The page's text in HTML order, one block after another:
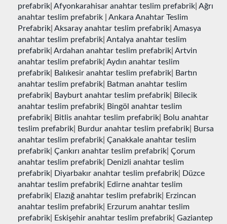
prefabrik Afyonkarahisar anahtar teslim prefabrik Ağrı
anahtar teslim prefabrik
Ankara Anahtar Teslim
Prefabrik Aksaray anahtar teslim prefabrik Amasya
anahtar teslim prefabrik Antalya anahtar teslim
prefabrik Ardahan anahtar teslim prefabrik Artvin
anahtar teslim prefabrik Aydın anahtar teslim
prefabrik Balıkesir anahtar teslim prefabrik Bartın
anahtar teslim prefabrik Batman anahtar teslim
prefabrik Bayburt anahtar teslim prefabrik Bilecik
anahtar teslim prefabrik Bingöl anahtar teslim
prefabrik Bitlis anahtar teslim prefabrik Bolu anahtar
teslim prefabrik Burdur anahtar teslim prefabrik Bursa
anahtar teslim prefabrik Çanakkale anahtar teslim
prefabrik Çankırı anahtar teslim prefabrik Çorum
anahtar teslim prefabrik Denizli anahtar teslim
prefabrik Diyarbakır anahtar teslim prefabrik Düzce
anahtar teslim prefabrik Edirne anahtar teslim
prefabrik Elazığ anahtar teslim prefabrik Erzincan
anahtar teslim prefabrik Erzurum anahtar teslim
prefabrik Eskişehir anahtar teslim prefabrik Gaziantep